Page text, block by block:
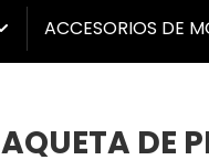
ACCESORIOS DE
DE